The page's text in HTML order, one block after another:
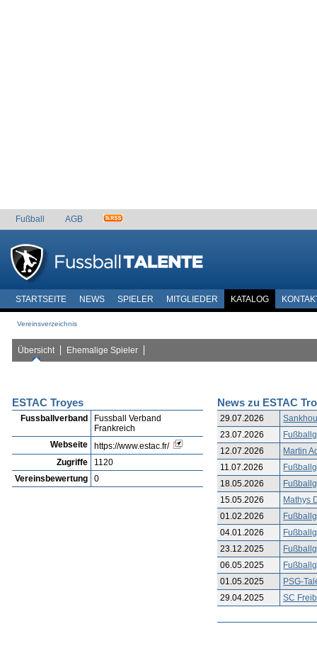
Fußball AGB
STARTSEITE NEWS SPIELER MITGLIEDER KATALOG
Vereinsverzeichnis
Übersicht Ehemalige Spieler
ESTAC Troyes
Fussballverband
Fussball Verband
Frankreich
Webseite
https://www.estac.fr/
Zugriffe
1120
Vereinsbewertung
0
News zu ESTAC
29.07.2026
23.07.2026
12.07.2026
Martin
11.07.2026
18.05.2026
15.05.2026
Mathys
01.02.2026
04.01.2026
23.12.2025
06.05.2025
01.05.2025
PSG-
29.04.2025
SC